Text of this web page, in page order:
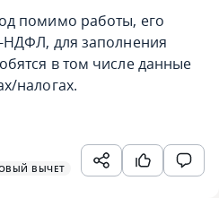
помимо работы, его
НДФЛ, для заполнения
в том числе данные
налогах.
ВЫЧЕТ